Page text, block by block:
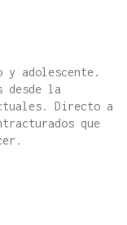
adolescente.
desde la
Directo a
que